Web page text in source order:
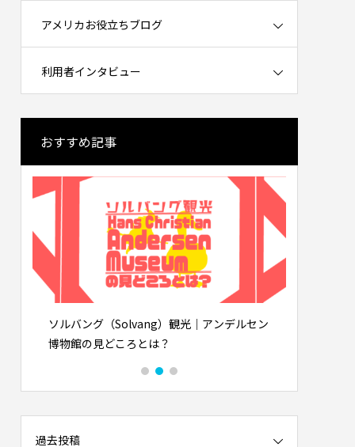
級寿
ボット
海外から見る東京の魅力と日本人の国民
性: 清潔・安全・利便性の理由
2026.01.30
アメリカお役立ちブログ
利用者インタビュー
おすすめ記事
ソルバング（Solvang）観光｜アンデルセン
博物館の見どころとは？
過去投稿